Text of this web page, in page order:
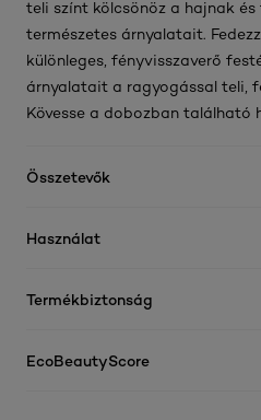
teli színt kölcsönöz a hajnak
természetes árnyalatait.
különleges, fényvisszaverő
árnyalatait a ragyogással teli,
Kövesse a dobozban található
Összetevők
Használat
Termékbiztonság
EcoBeautyScore